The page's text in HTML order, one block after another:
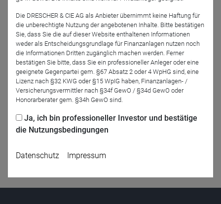
Jetzt für das Partner-Webinar anmelden
Zurück
Die DRESCHER & CIE AG als Anbieter übernimmt keine Haftung für
die unberechtigte Nutzung der angebotenen Inhalte. Bitte bestätigen
Sie, dass Sie die auf dieser Website enthaltenen Informationen
weder als Entscheidungsgrundlage für Finanzanlagen nutzen noch
die Informationen Dritten zugänglich machen werden. Ferner
bestätigen Sie bitte, dass Sie ein professioneller Anleger oder eine
geeignete Gegenpartei gem. §67 Absatz 2 oder 4 WpHG sind, eine
Lizenz nach §32 KWG oder §15 WpIG haben, Finanzanlagen- /
Versicherungsvermittler nach §34f GewO / §34d GewO oder
Honorarberater gem. §34h GewO sind.
Ja, ich bin professioneller Investor und bestätige
die Nutzungsbedingungen
Datenschutz Impressum